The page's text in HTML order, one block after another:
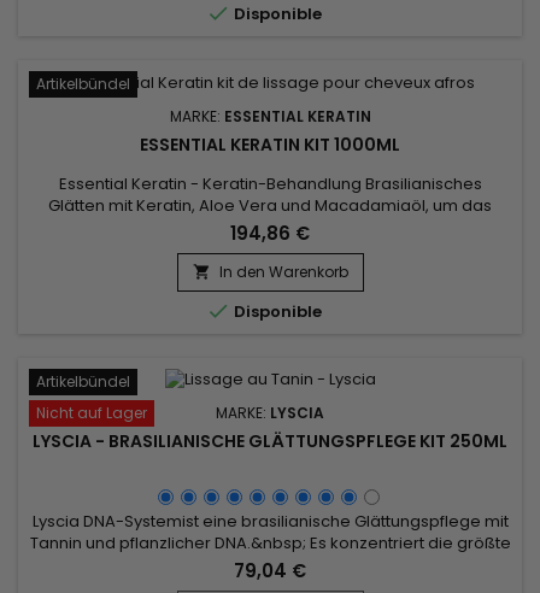
 Disponible
Artikelbündel
MARKE: ESSENTIAL KERATIN
ESSENTIAL KERATIN KIT 1000ML
Essential Keratin - Keratin-Behandlung Brasilianisches
Glätten mit Keratin, Aloe Vera und Macadamiaöl, um das
Haar bis zur Kortikalis zu reparieren und für einen Zeitraum
von 3 bis 5 Monaten zu glätten.&nbsp; Erleichtert das Styling
und verkürzt die Föhnzeit, stoppt Haarausfall und lässt Spliss
verschwinden für geschmeidiges, glänzendes, seidiges
und...
194,86 €
 In den Warenkorb
 Disponible
Artikelbündel
Nicht auf Lager
MARKE: LYSCIA
LYSCIA - BRASILIANISCHE GLÄTTUNGSPFLEGE KIT 250ML
Lyscia DNA-Systemist eine brasilianische Glättungspflege mit
Tannin und pflanzlicher DNA.&nbsp; Es konzentriert die größte
Anzahl von Wirkstoffen, um das Haar bis zu 100% zu glätten
(sogar krauses Haar), zu reparieren und intensiv zu nähren,
79,04 €